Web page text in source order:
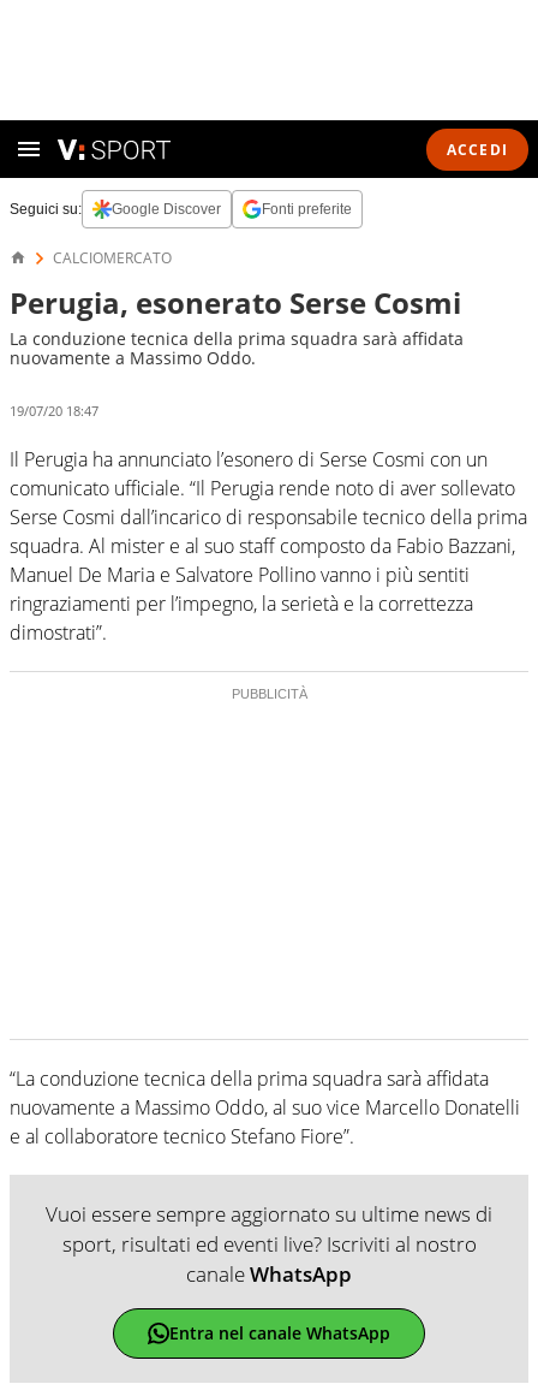
ACCEDI
Seguici su: Google Discover Fonti preferite
CALCIOMERCATO
Perugia, esonerato Serse Cosmi
La conduzione tecnica della prima squadra sarà affidata
nuovamente a Massimo Oddo.
19/07/20 18:47
Il Perugia ha annunciato l’esonero di Serse Cosmi con un
comunicato ufficiale. “Il Perugia rende noto di aver sollevato
Serse Cosmi dall’incarico di responsabile tecnico della prima
squadra. Al mister e al suo staff composto da Fabio Bazzani,
Manuel De Maria e Salvatore Pollino vanno i più sentiti
ringraziamenti per l’impegno, la serietà e la correttezza
dimostrati”.
“La conduzione tecnica della prima squadra sarà affidata
nuovamente a Massimo Oddo, al suo vice Marcello Donatelli
e al collaboratore tecnico Stefano Fiore”.
Vuoi essere sempre aggiornato su ultime news di
sport, risultati ed eventi live? Iscriviti al nostro
canaleWhatsApp
Entra nel canale WhatsApp